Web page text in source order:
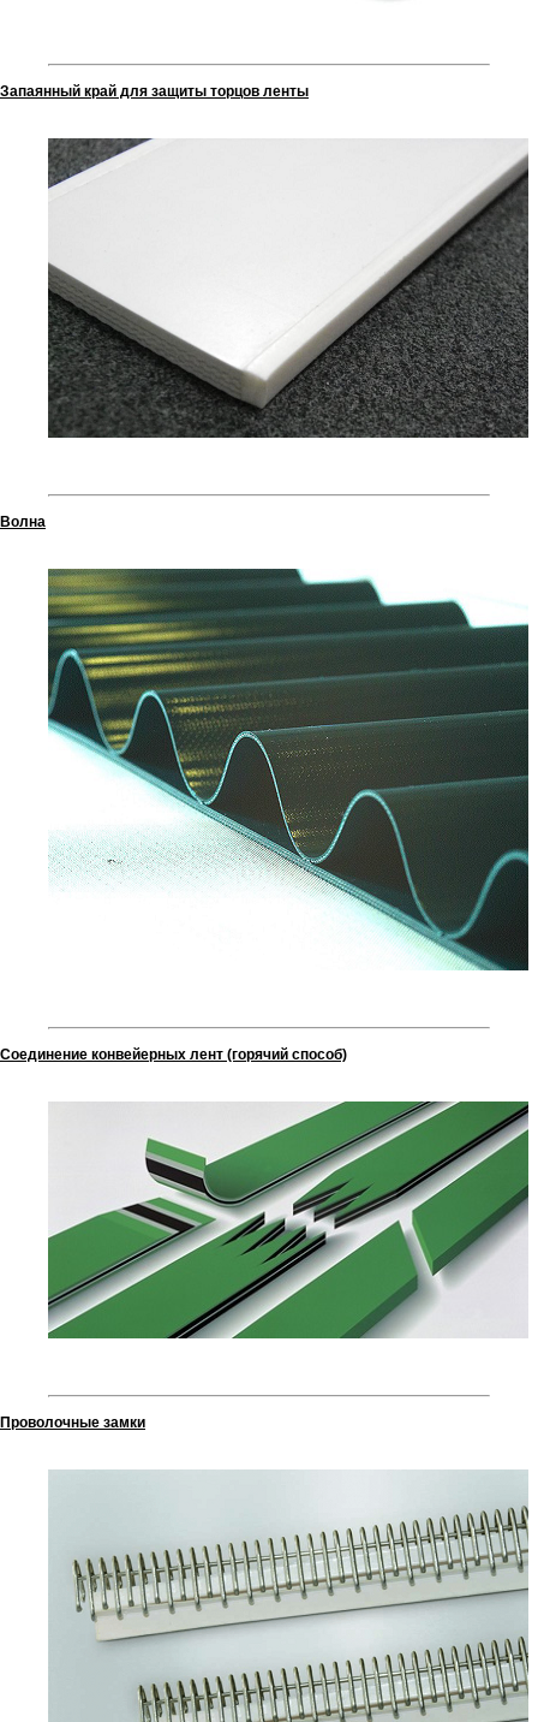
Запаянный край для защиты торцов ленты
Волна
Соединение конвейерных лент (горячий способ)
Проволочные замки